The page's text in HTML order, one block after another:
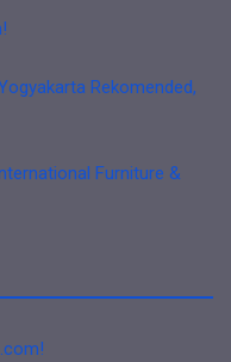
Rekomended,
Furniture &